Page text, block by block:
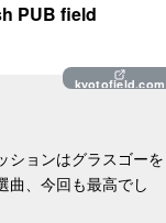
PUB field
kyotofield.com
ションはグラスゴーを
曲、今回も最高でし